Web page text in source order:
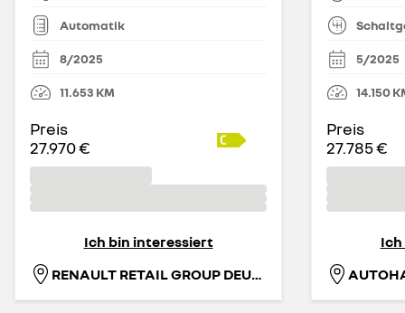
Automatik
8/2025
11.653 KM
Preis
27.970 €
Ich bin interessiert
RENAULT RETAIL GROUP DEUTSCHLAND GMBH
5/2025
14.150
Preis
27.785 €